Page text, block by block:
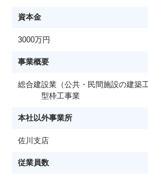
資本金
3000万円
事業概要
総合建設業（公共・民
型枠工事業
本社以外事業所
佐川支店
従業員数